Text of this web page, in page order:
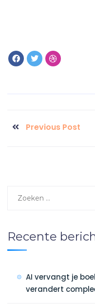
Previous Post
Recente
AI vervangt je
verandert